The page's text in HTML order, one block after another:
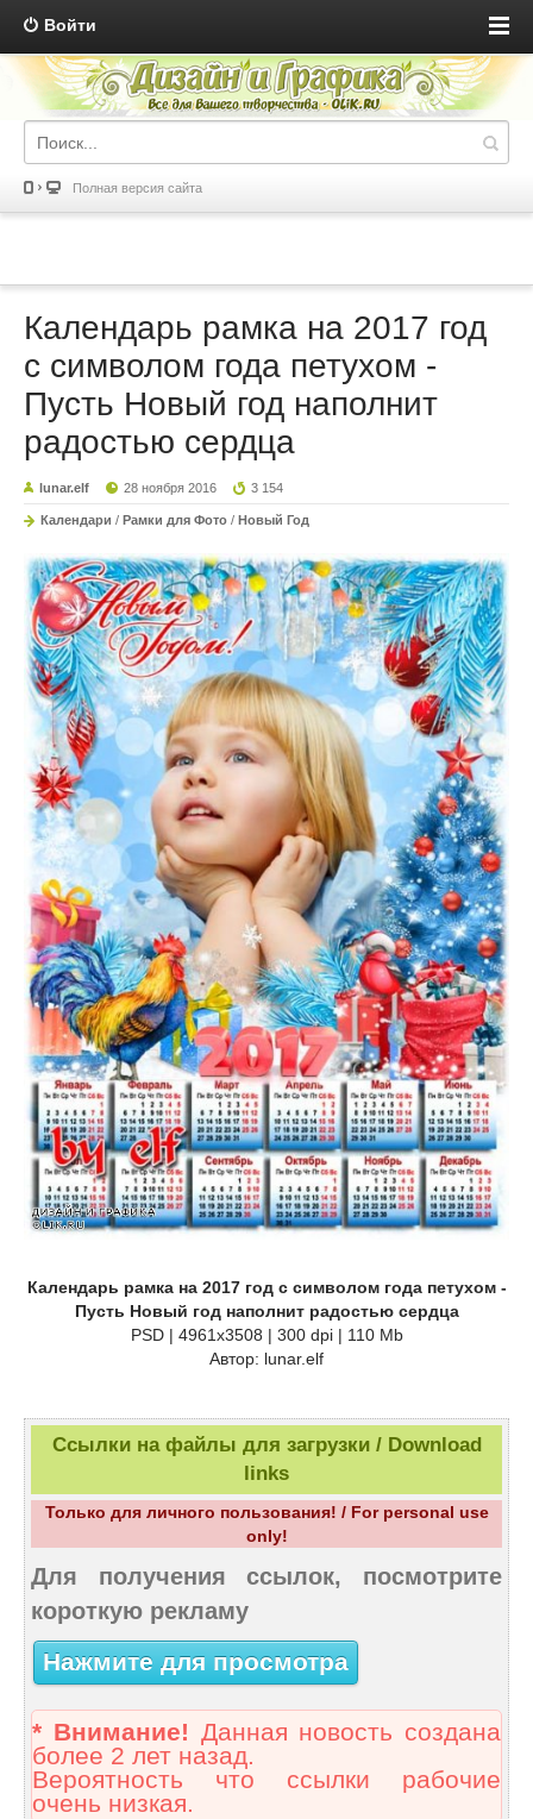
Войти
Полная версия сайта
Календарь рамка на 2017 год
с символом года петухом -
Пусть Новый год наполнит
радостью сердца
lunar.elf 28 ноября 2016 3 154
Календари / Рамки для Фото / Новый Год
Календарь рамка на 2017 год с символом года петухом -
Пусть Новый год наполнит радостью сердца
PSD | 4961х3508 | 300 dpi | 110 Mb
Автор: lunar.elf
Ссылки на файлы для загрузки / Download
links
Только для личного пользования! / For personal use
only!
Для получения ссылок, посмотрите
короткую рекламу
Нажмите для просмотра
* Внимание! Данная новость создана
более 2 лет назад.
Вероятность что ссылки рабочие
очень низкая.